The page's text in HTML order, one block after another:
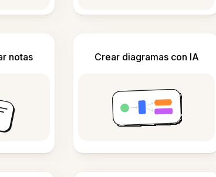
notas Crear diagramas con IA